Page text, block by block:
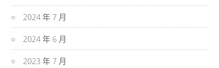
2024 年 7 月
2024 年 6 月
2023 年 7 月